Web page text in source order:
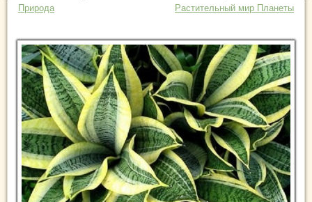
Природа Растительный мир Планеты